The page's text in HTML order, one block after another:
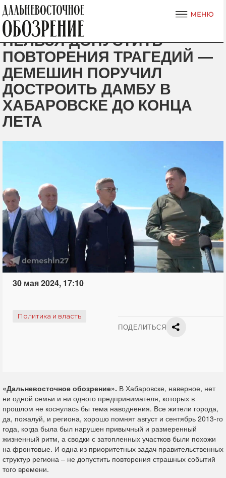
НЕЛЬЗЯ ДОПУСТИТЬ
ПОВТОРЕНИЯ ТРАГЕДИЙ —
ДЕМЕШИН ПОРУЧИЛ
ДОСТРОИТЬ ДАМБУ В
ХАБАРОВСКЕ ДО КОНЦА
ЛЕТА
30 мая 2024, 17:10
Политика и власть
ПОДЕЛИТЬСЯ
«Дальневосточное обозрение». В Хабаровске, наверное, нет
ни одной семьи и ни одного предпринимателя, которых в
прошлом не коснулась бы тема наводнения. Все жители города,
да, пожалуй, и региона, хорошо помнят август и сентябрь 2013-го
года, когда была был нарушен привычный и размеренный
жизненный ритм, а сводки с затопленных участков были похожи
на фронтовые. И одна из приоритетных задач правительственных
структур региона – не допустить повторения страшных событий
того времени.